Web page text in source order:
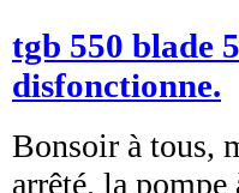
tgb 550 blade
disfonctionne.
Bonsoir à tous,
arrêté. la pompe